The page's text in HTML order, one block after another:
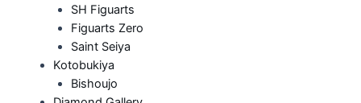
SH Figuarts
Figuarts Zero
Saint Seiya
Kotobukiya
Bishoujo